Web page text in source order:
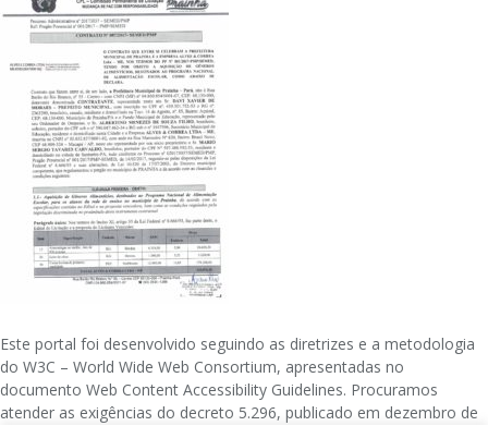
Este portal foi desenvolvido seguindo as diretrizes e a metodologia
do W3C – World Wide Web Consortium, apresentadas no
documento Web Content Accessibility Guidelines. Procuramos
atender as exigências do decreto 5.296, publicado em dezembro de